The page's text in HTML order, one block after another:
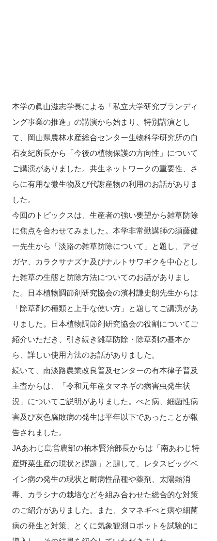
本学の眞山滋志学長による「私立大学研究ブランディ
ング事業の推進」の講演から始まり、特別講演とし
て、岡山県農林水産総合センター生物科学研究所の白
石友紀所長から「今後の植物保護の方向性」について
ご講演がありました。共生ネットワークの重要性、さ
らに有用な微生物及び代謝産物の利用のお話がありま
した。
今回のトピックスは、生産者の強い要望から雑草防除
に焦点を合わせてみました。本学非常勤講師の須藤健
一先生から「淡路の雑草防除について」と題し、アゼ
ガヤ、カラクサナズナ及びナルトサワギクを中心とし
た雑草の生態と防除方法についてのお話がありまし
た。日本植物調節剤研究協会の濱村謙史朗先生からは
「除草剤の種類と上手な使い方」と題してご講演があ
りました。日本植物調節剤研究協会の役割についてご
紹介いただき、引き続き雑草防除・除草剤の基本か
ら、詳しい使用方法のお話がありました。
続いて、南淡路農業改良普及センターの有本律子普及
主査からは、「令和元年産タマネギの病害虫発生状
況」についてご説明がありました。べと病、細菌性病
害及び灰色腐敗病の発生は平年以下であったことが報
告されました。
JAあわじ島営農部の柏木賢治部長からは「南あわじ特
産野菜生産の現状と課題」と題して、レタスビッグベ
イン病の発生の現状と耐病性品種や薬剤、太陽熱消
毒、カラシナの栽培などを組み合わせた総合的な対策
のご紹介がありました。また、タマネギべと病や細菌
病の発生と対策、とくに気象観測ロボットを試験的に